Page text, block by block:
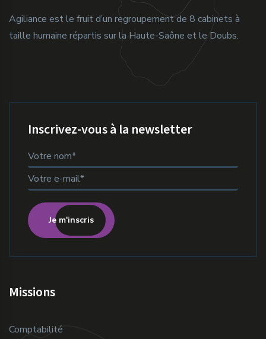
Agiliance est le fruit d’un regroupement de 8 cabinets à
taille humaine répartis sur la Haute-Saône et le Doubs.
Inscrivez-vous à la newsletter
Je m'inscris
Missions
Comptabilité